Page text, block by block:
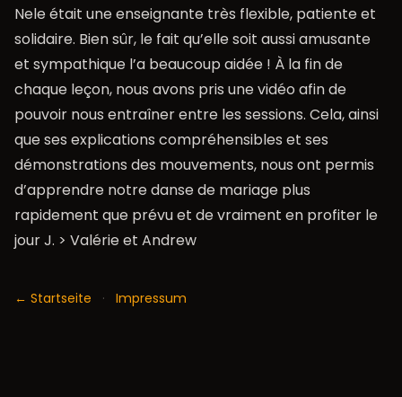
Nele était une enseignante très flexible, patiente et
solidaire. Bien sûr, le fait qu’elle soit aussi amusante
et sympathique l’a beaucoup aidée ! À la fin de
chaque leçon, nous avons pris une vidéo afin de
pouvoir nous entraîner entre les sessions. Cela, ainsi
que ses explications compréhensibles et ses
démonstrations des mouvements, nous ont permis
d’apprendre notre danse de mariage plus
rapidement que prévu et de vraiment en profiter le
jour J. > Valérie et Andrew
← Startseite · Impressum